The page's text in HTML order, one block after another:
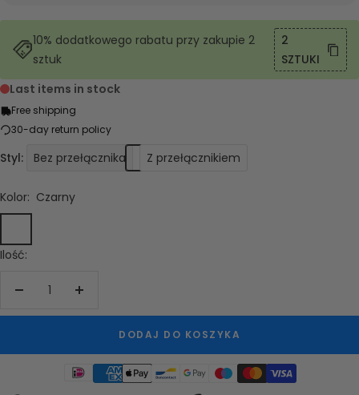
10% dodatkowego rabatu przy zakupie 2
sztuk
2
SZTUKI
Last items in stock
Free shipping
30-day return policy
Styl: Bez przełącznika Z przełącznikiem
Kolor: Czarny
Ilość:
Zwiększ
ilość
Zmniejsz
ilość
DODAJ DO KOSZYKA